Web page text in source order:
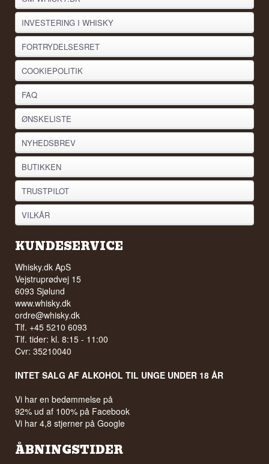
Se hele vores udvalg afVodka
Lyt til vores podcast:
INVESTERING I WHISKY
FORTRYDELSESRET
COOKIEPOLITIK
FAQ
ØNSKELISTE
NYHEDSBREV
BUTIKKEN
TRUSTPILOT
VILKÅR
KUNDESERVICE
Whisky.dk ApS
Vejstruprødvej 15
6093 Sjølund
www.whisky.dk
ordre@whisky.dk
Tlf. +45 5210 6093
Tlf. tider: kl. 8:15 - 11:00
Cvr: 35210040
INTET SALG AF ALKOHOL TIL UNGE UNDER 18 ÅR
Vi har en bedømmelse på
92% ud af 100% på Facebook
Vi har 4,8 stjerner på Google
ÅBNINGSTIDER